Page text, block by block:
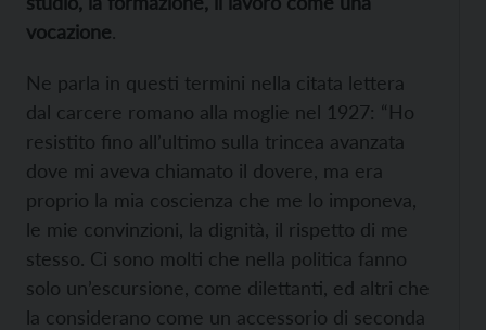
vocazione.
Ne parla in questi termini nella citata lettera
dal carcere romano alla moglie nel 1927: “Ho
resistito fino all’ultimo sulla trincea avanzata
dove mi aveva chiamato il dovere, ma era
proprio la mia coscienza che me lo imponeva,
le mie convinzioni, la dignità, il rispetto di me
stesso. Ci sono molti che nella politica fanno
solo un’escursione, come dilettanti, ed altri che
la considerano come un accessorio di seconda